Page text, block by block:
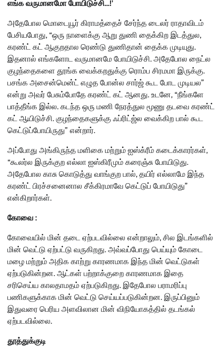
எங்க வருமானமோ போயிடுச்சி…!’
அதேபோல மொடையூர் கிராமத்தைச் சேர்ந்த டைலர் ராதாவிடம்
பேசியபோது, “ஒரு நாளைக்கு ஆறு துணி தைக்கிற இடத்துல,
கரண்ட் கட் ஆகுறதால ரெண்டு துணிதான் தைக்க முடியுது.
இதனால் எங்களோட வருமானமே போயிடுச்சி. அதேபோல நைட்ல
குழந்தைகளை தூங்க வைக்கறதுக்கு ரொம்ப சிரமமா இருக்கு.
பசங்க அசைன்மென்ட் எழுத போன்ல சார்ஜ் கூட போட முடியல”
என்று அவர் பேசும்போதே கரண்ட் கட் ஆனது. உடனே, “நீங்களே
பாத்தீங்க இல்ல. கடந்த ஒரு மணி நேரத்துல மூணு தடவை கரண்ட்
கட் ஆயிடுச்சி. குழந்தைகளுக்கு ஃப்ரிட்ஜ்ல வைக்கிற பால் கூட
கெட்டுப்போயிருது” என்றார்.
அப்போது அங்கிருந்த மளிகை மற்றும் ஐஸ்க்ரீம் கடைக்காரர்கள்,
“கூலர்ல இருக்குற எல்லா ஐஸ்கிரீமும் கரைஞ்சு போயிடுது.
அதேபோல காசு கொடுத்து வாங்குற பால், தயிர் எல்லாமே இந்த
கரண்ட் பிரச்சனைனால சீக்கிரமாவே கெட்டுப் போயிடுது”
என்கிறார்கள்.
கோவை :
கோவையில் மின் தடை ஏற்படவில்லை என்றாலும், சில இடங்களில்
மின் வெட்டு ஏற்பட்டு வருகிறது. அவ்வப்போது பெய்யும் கோடை
மழை மற்றும் அதிக காற்று காரணமாக இந்த மின் வெட்டுகள்
ஏற்படுகின்றன. ஆட்கள் பற்றாக்குறை காரணமாக இதை
சரிசெய்ய காலதாமதம் ஏற்படுகிறது. இதேபோல பராமரிப்பு
பணிகளுக்காக மின் வெட்டு செய்யப்படுகின்றன. இருப்பினும்
இதுவரை பெரிய அளவிலான மின் விநியோகத்தில் தடங்கல்
ஏற்படவில்லை.
தூத்துக்குடி